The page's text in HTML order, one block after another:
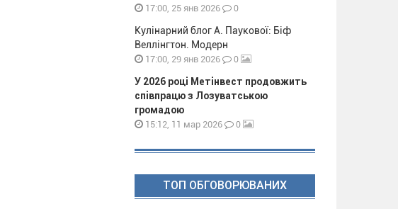
17:00, 25 янв 2026 0
Кулінарний блог А. Паукової: Біф
Веллінгтон. Модерн
17:00, 29 янв 2026 0
У 2026 році Метінвест продовжить
співпрацю з Лозуватською
громадою
15:12, 11 мар 2026 0
ТОП ОБГОВОРЮВАНИХ